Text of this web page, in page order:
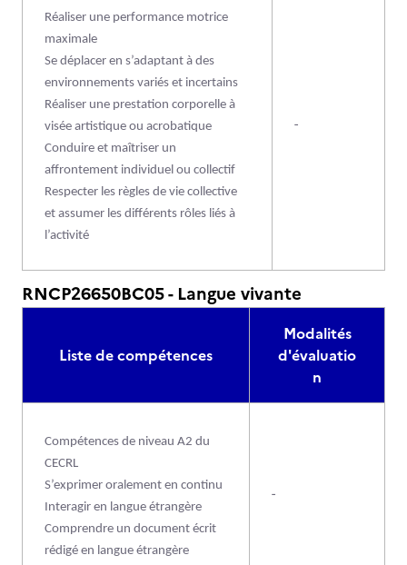
Réaliser une performance motrice
maximale
Se déplacer en s’adaptant à des
environnements variés et incertains
Réaliser une prestation corporelle à
visée artistique ou acrobatique
Conduire et maîtriser un
affrontement individuel ou collectif
Respecter les règles de vie collective
et assumer les différents rôles liés à
l’activité
-
RNCP26650BC05 - Langue vivante
Liste de compétences
Modalités
d'évaluatio
n
Compétences de niveau A2 du
CECRL
S’exprimer oralement en continu
Interagir en langue étrangère
Comprendre un document écrit
rédigé en langue étrangère
-